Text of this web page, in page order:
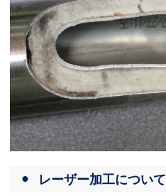
レーザー加工について